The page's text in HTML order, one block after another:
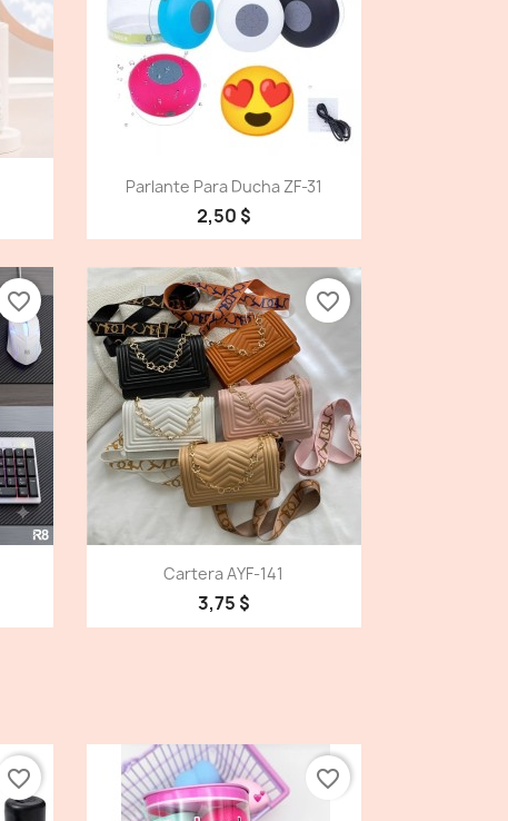
Vista detallada
Parlante Para Ducha ZF-31
2,50 $
favorite_border
Vista detallada
Cartera AYF-141
3,75 $
favorite_border
favorite_border favorite_border